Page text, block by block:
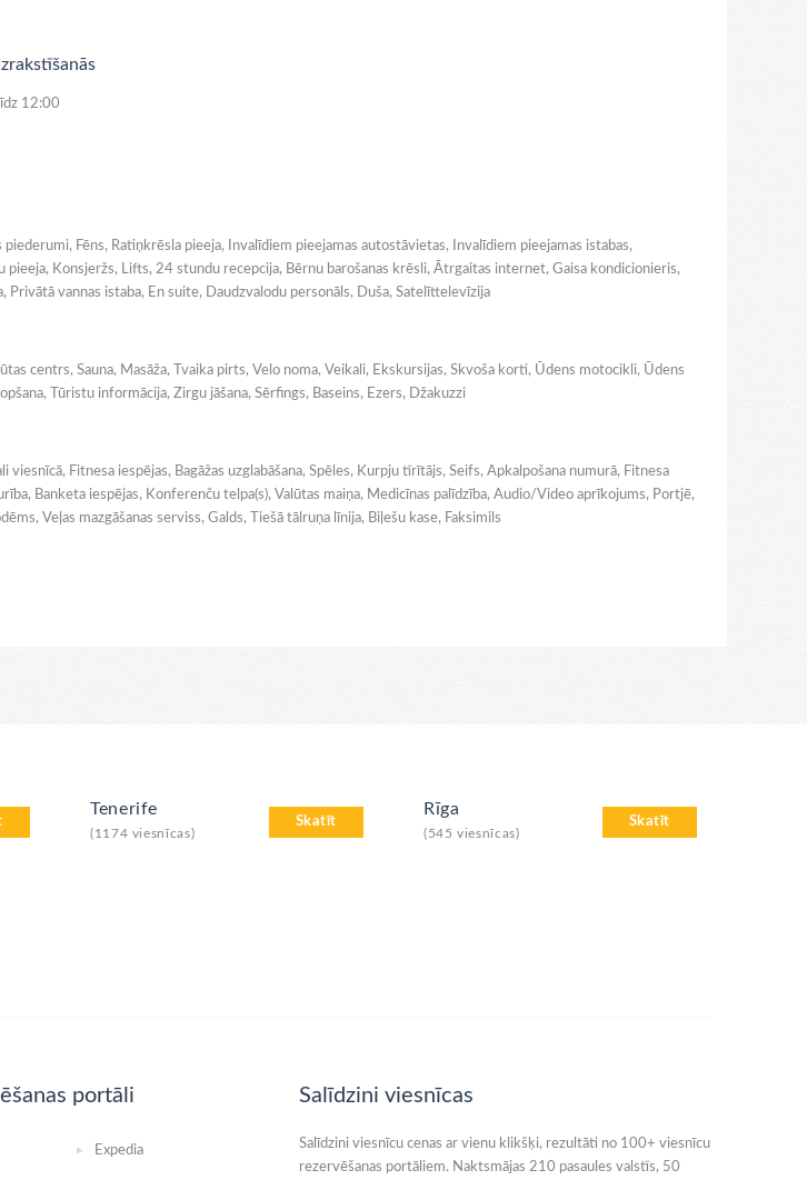
Izrakstīšanās
līdz 12:00
Fēns, Ratiņkrēsla pieeja, Invalīdiem pieejamas autostāvietas, Invalīdiem pieejamas istabas,
pieeja, Konsjeržs, Lifts, 24 stundu recepcija, Bērnu barošanas krēsli, Ātrgaitas internet, Gaisa kondicionieris,
Privātā vannas istaba, En suite, Daudzvalodu personāls, Duša, Satelīttelevīzija
centrs, Sauna, Masāža, Tvaika pirts, Velo noma, Veikali, Ekskursijas, Skvoša korti, Ūdens motocikli, Ūdens
Tūristu informācija, Zirgu jāšana, Sērfings, Baseins, Ezers, Džakuzzi
viesnīcā, Fitnesa iespējas, Bagāžas uzglabāšana, Spēles, Kurpju tīrītājs, Seifs, Apkalpošana numurā, Fitnesa
Banketa iespējas, Konferenču telpa(s), Valūtas maiņa, Medicīnas palīdzība, Audio/Video aprīkojums, Portjē,
Veļas mazgāšanas serviss, Galds, Tiešā tālruņa līnija, Biļešu kase, Faksimils
Skatīt
Tenerife
(1174 viesnīcas)
Skatīt
Rīga
(545 viesnīcas)
portāli
Expedia
Salīdzini viesnīcas
Salīdzini viesnīcu cenas ar vienu klikšķi, rezultāti no 100+ viesnīcu
rezervēšanas portāliem. Naktsmājas 210 pasaules valstīs, 50